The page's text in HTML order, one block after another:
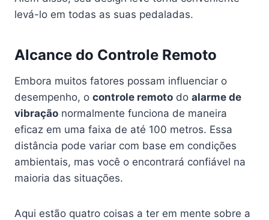
levá-lo em todas as suas pedaladas.
Alcance do Controle Remoto
Embora muitos fatores possam influenciar o
desempenho, o controle remoto do alarme de
vibração normalmente funciona de maneira
eficaz em uma faixa de até 100 metros. Essa
distância pode variar com base em condições
ambientais, mas você o encontrará confiável na
maioria das situações.
Aqui estão quatro coisas a ter em mente sobre a